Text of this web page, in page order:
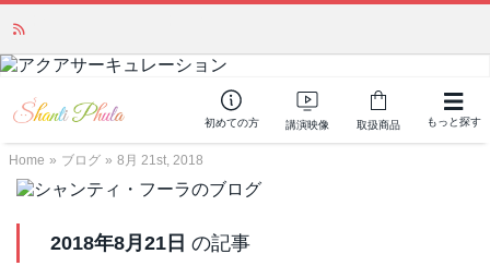
初めての方 講演映像 取扱商品 もっと探す
Home » ブログ » 8月 21st, 2018
2018年8月21日 の記事